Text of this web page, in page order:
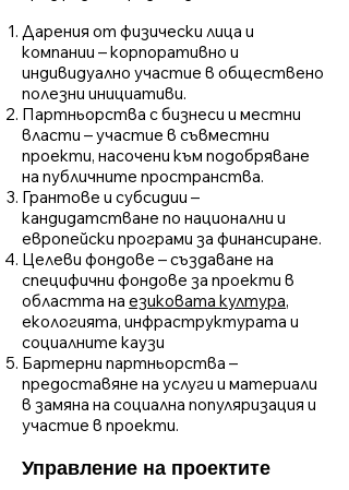
Дарения от физически лица и
компании – корпоративно и
индивидуално участие в обществено
полезни инициативи.
Партньорства с бизнеси и местни
власти – участие в съвместни
проекти, насочени към подобряване
на публичните пространства.
Грантове и субсидии –
кандидатстване по национални и
европейски програми за финансиране.
Целеви фондове – създаване на
специфични фондове за проекти в
областта на езиковата култура,
екологията, инфраструктурата и
социалните каузи
Бартерни партньорства –
предоставяне на услуги и материали
в замяна на социална популяризация и
участие в проекти.
Управление на проектите